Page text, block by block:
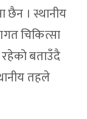
छैन । स्थानीय
चिकित्सा
रहेको बताउँदै
तहले